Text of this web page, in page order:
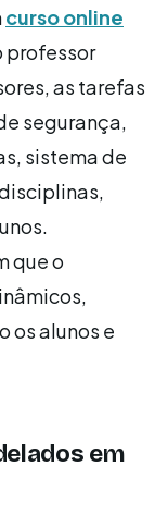
curso online
professor
as tarefas
segurança,
sistema de
que o
os alunos e
em